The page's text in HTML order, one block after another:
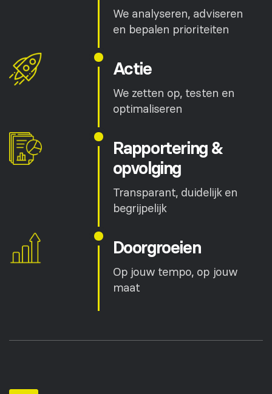
We analyseren, adviseren
en bepalen prioriteiten
Actie
We zetten op, testen en
optimaliseren
Rapportering &
opvolging
Transparant, duidelijk en
begrijpelijk
Doorgroeien
Op jouw tempo, op jouw
maat